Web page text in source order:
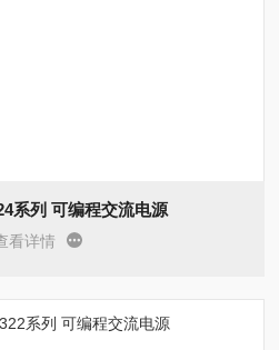
系列 可编程交流电源
看详情